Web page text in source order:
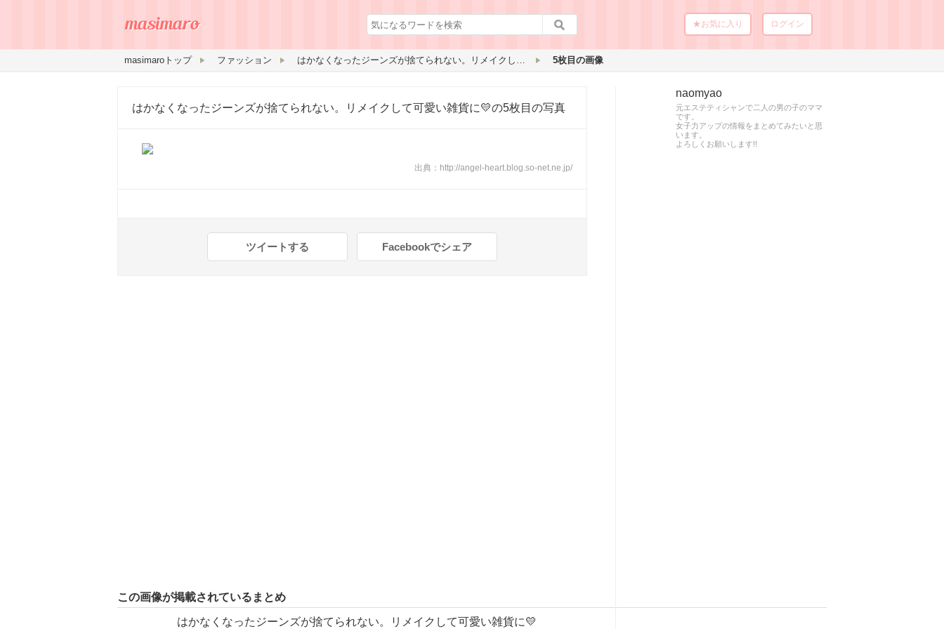
★お気に入り ログイン
masimaroトップ ファッション はかなくなったジーンズが捨てられない。リメイクして可愛い雑貨に💛 5枚目の画像
はかなくなったジーンズが捨てられない。リメイクして可愛い雑貨に💛の5枚目の写真
出典： http://angel-heart.blog.so-net.ne.jp/
ツイートする Facebookでシェア
naomyao
元エステティシャンで二人の男の子のママ
です。
女子力アップの情報をまとめてみたいと思
います。
よろしくお願いします!!
この画像が掲載されているまとめ
はかなくなったジーンズが捨てられない。リメイクして可愛い雑貨に💛